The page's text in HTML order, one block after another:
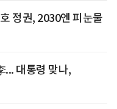
정권, 2030엔 피눈물
... 대통령 맞나,